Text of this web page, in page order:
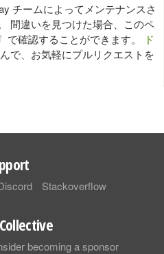
チームによってメンテナンスさ
間違いを見つけた場合、このペ
で確認することができます。
ド
で、お気軽にプルリクエストを
Stackoverflow
becoming a sponsor